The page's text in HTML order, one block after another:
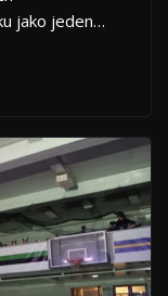
jako jeden…